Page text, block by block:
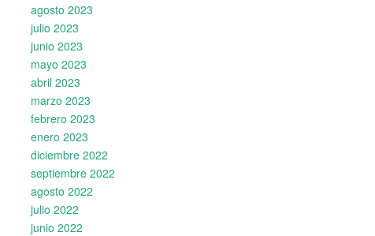
agosto 2023
julio 2023
junio 2023
mayo 2023
abril 2023
marzo 2023
febrero 2023
enero 2023
diciembre 2022
septiembre 2022
agosto 2022
julio 2022
junio 2022